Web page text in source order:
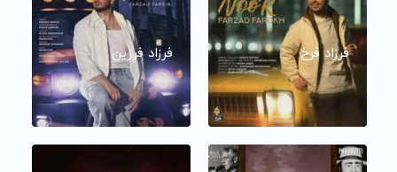
فرزاد فرخ فرزاد فرزین